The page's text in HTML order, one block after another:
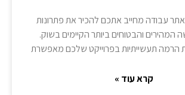
אתר עבודה מחייב אתכם להכיר את פתרונות
המהירים והבטוחים ביותר הקיימים בשוק.
הרמה תעשייתיות בפרוייקט שלכם מאפשרת
קרא עוד »